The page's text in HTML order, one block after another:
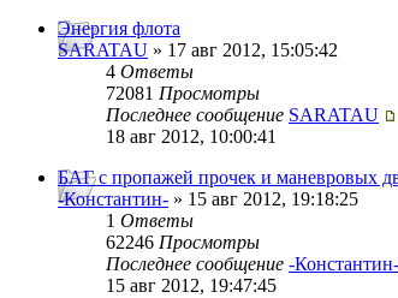
Энергия флота
SARATAU » 17 авг 2012, 15:05:42
4 Ответы
72081 Просмотры
Последнее сообщение SARATAU
18 авг 2012, 10:00:41
БАГ с пропажей прочек и маневровых
-Константин- » 15 авг 2012, 19:18:25
1 Ответы
62246 Просмотры
Последнее сообщение -Константин-
15 авг 2012, 19:47:45